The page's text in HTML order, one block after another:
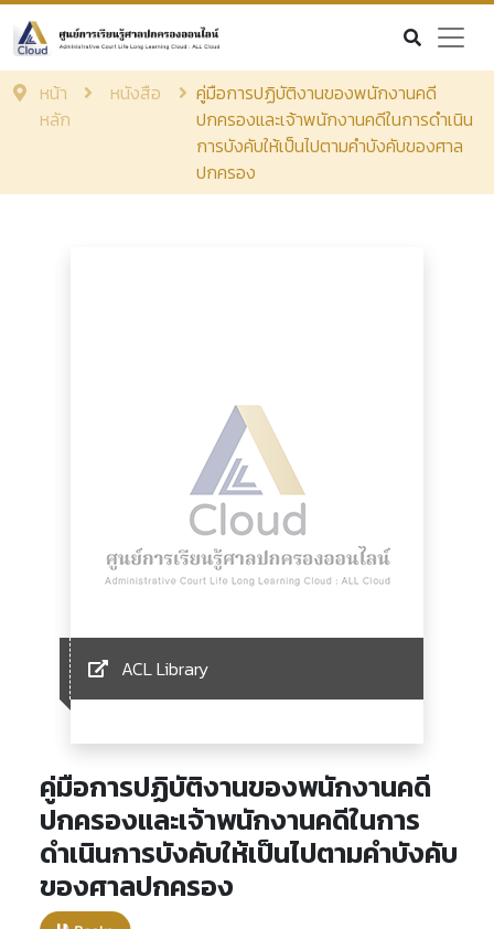
หน้า
หลัก
หนังสือ
คู่มือการปฏิบัติงานของพนักงานคดี
ปกครองและเจ้าพนักงานคดีในการดำเนิน
การบังคับให้เป็นไปตามคำบังคับของศาล
ปกครอง
ACL Library
คู่มือการปฏิบัติงานของพนักงานคดี
ปกครองและเจ้าพนักงานคดีในการ
ดำเนินการบังคับให้เป็นไปตามคำบังคับ
ของศาลปกครอง